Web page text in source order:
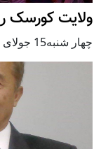
ولایت کورسک
چهار شنبه15 جولای 2026